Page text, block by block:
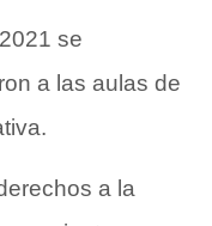
se
a las aulas de
a la